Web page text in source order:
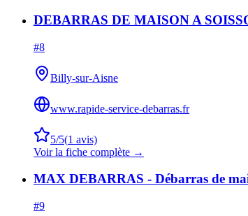
DEBARRAS DE MAISON A
#8
Billy-sur-Aisne
www.rapide-service-debarras.fr
5/5(1 avis)
Voir la fiche complète →
MAX DEBARRAS - Débarras de
#9